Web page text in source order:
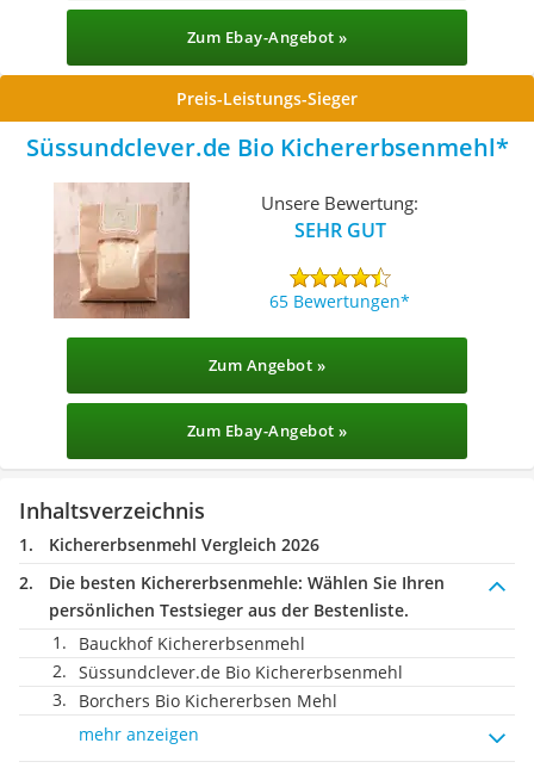
Zum Ebay-Angebot »
Preis-Leistungs-Sieger
Süssundclever.de Bio Kichererbsenmehl
Unsere Bewertung:
SEHR GUT
65 Bewertungen
Zum Angebot »
Zum Ebay-Angebot »
Inhaltsverzeichnis
Kichererbsenmehl Vergleich 2026
Die besten Kichererbsenmehle: Wählen Sie Ihren
persönlichen Testsieger aus der Bestenliste.
Bauckhof Kichererbsenmehl
Süssundclever.de Bio Kichererbsenmehl
Borchers Bio Kichererbsen Mehl
mehr anzeigen